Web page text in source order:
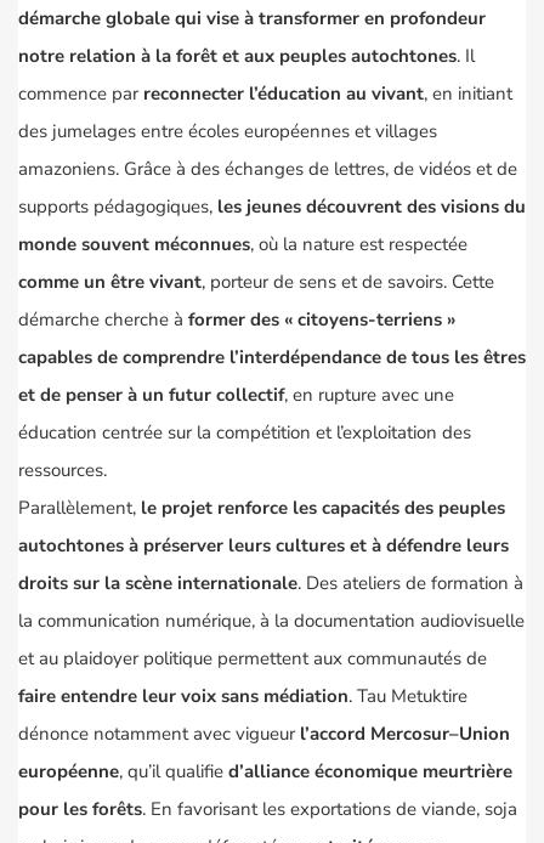
démarche globale qui vise à transformer en profondeur
notre relation à la forêt et aux peuples autochtones. Il
commence par reconnecter l’éducation au vivant, en initiant
des jumelages entre écoles européennes et villages
amazoniens. Grâce à des échanges de lettres, de vidéos et de
supports pédagogiques, les jeunes découvrent des visions du
monde souvent méconnues, où la nature est respectée
comme un être vivant, porteur de sens et de savoirs. Cette
démarche cherche à former des « citoyens-terriens »
capables de comprendre l’interdépendance de tous les êtres
et de penser à un futur collectif, en rupture avec une
éducation centrée sur la compétition et l’exploitation des
ressources.
Parallèlement, le projet renforce les capacités des peuples
autochtones à préserver leurs cultures et à défendre leurs
droits sur la scène internationale. Des ateliers de formation à
la communication numérique, à la documentation audiovisuelle
et au plaidoyer politique permettent aux communautés de
faire entendre leur voix sans médiation. Tau Metuktire
dénonce notamment avec vigueur l’accord Mercosur–Union
européenne, qu’il qualifie d’alliance économique meurtrière
pour les forêts. En favorisant les exportations de viande, soja